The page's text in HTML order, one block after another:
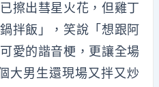
擦出彗星火花，但雞丁
拌飯」，笑說「想跟阿
愛的諧音梗，更讓全場
大男生還現場又拌又炒